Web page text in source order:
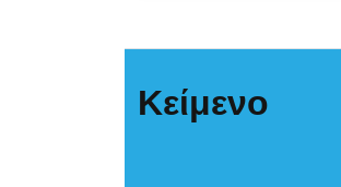
Κείμενο